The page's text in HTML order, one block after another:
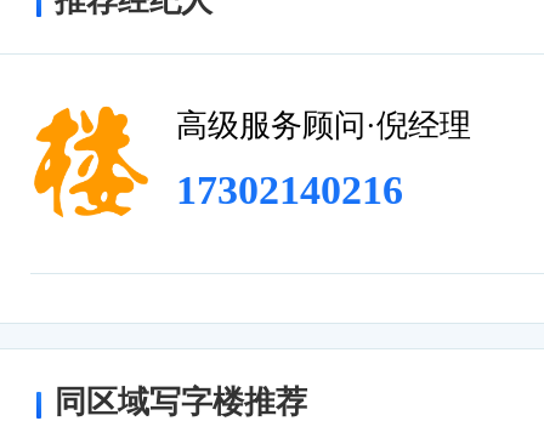
大楼内设有专业的物业管理团队，负责
租户可以通过物业管理团队获得各种办
率。
总之，上海船舶大楼作为一座地标建筑
特，配套完善。
高级服务顾问·倪经理
17302140216
同区域写字楼推荐